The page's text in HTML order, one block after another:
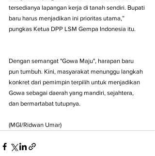
tersedianya lapangan kerja di tanah sendiri. Bupati
baru harus menjadikan ini prioritas utama,”
pungkas Ketua DPP LSM Gempa Indonesia itu.
Dengan semangat "Gowa Maju", harapan baru
pun tumbuh. Kini, masyarakat menunggu langkah
konkret dari pemimpin terpilih untuk menjadikan
Gowa sebagai daerah yang mandiri, sejahtera,
dan bermartabat tutupnya.
(MGI/Ridwan Umar)